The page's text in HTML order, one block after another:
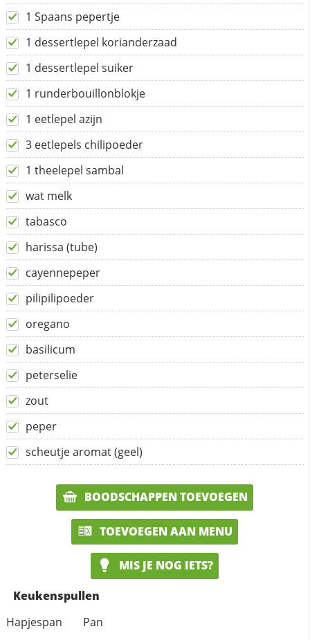
1 Spaans pepertje
1 dessertlepel korianderzaad
1 dessertlepel suiker
1 runderbouillonblokje
1 eetlepel azijn
3 eetlepels chilipoeder
1 theelepel sambal
wat melk
tabasco
harissa (tube)
cayennepeper
pilipilipoeder
oregano
basilicum
peterselie
zout
peper
scheutje aromat (geel)
BOODSCHAPPEN TOEVOEGEN
TOEVOEGEN AAN MENU
MIS JE NOG IETS?
Keukenspullen
Hapjespan
Pan